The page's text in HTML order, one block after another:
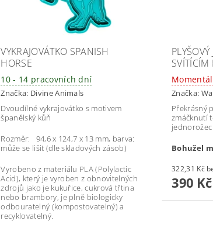
VYKRAJOVÁTKO SPANISH
HORSE
10 - 14 pracovních dní
Značka: Divine Animals
Dvoudílné vykrajovátko s motivem
španělský kůň
Rozměr: 94,6 x 124,7 x 13 mm, barva:
může se lišit (dle skladových zásob)
Vyrobeno z materiálu PLA (Polylactic
Acid), který je vyroben z obnovitelných
zdrojů jako je kukuřice, cukrová třtina
nebo brambory, je plně biologicky
odbouratelný (kompostovatelný) a
recyklovatelný.
SVÍTÍCÍM
Značka:
Překrásný
zmáčknutí
Bohužel
390 Kč